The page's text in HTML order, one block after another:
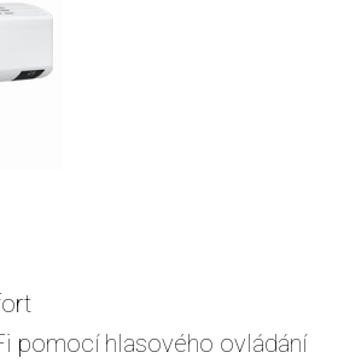
pomocí hlasového ovládání